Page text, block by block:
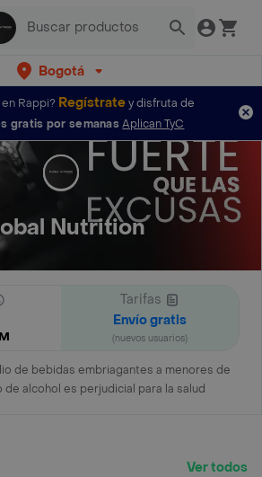
Bogotá
Rappi? Regístratey disfruta de
gratis por semanas Aplican TyC
Nutrition
Tarifas
Envío gratis
(nuevos usuarios)
de bebidas embriagantes a menores de
de alcohol es perjudicial para la salud
Ver todos